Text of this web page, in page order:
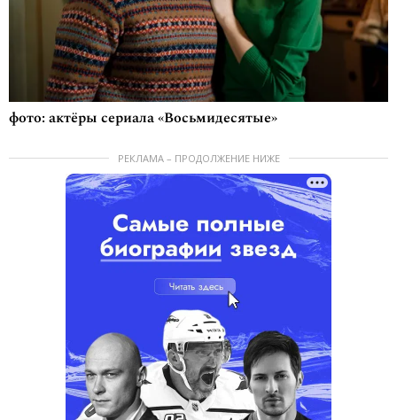
фото: актёры сериала «Восьмидесятые»
РЕКЛАМА – ПРОДОЛЖЕНИЕ НИЖЕ